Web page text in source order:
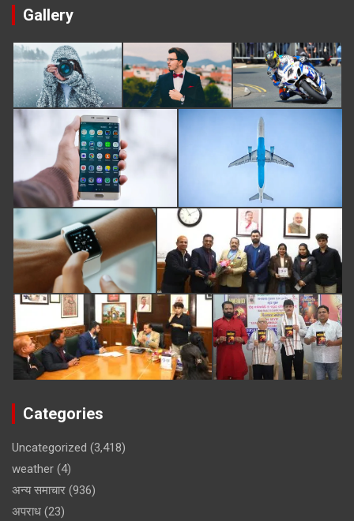
Gallery
Categories
Uncategorized (3,418)
weather (4)
अन्य समाचार (936)
अपराध (23)